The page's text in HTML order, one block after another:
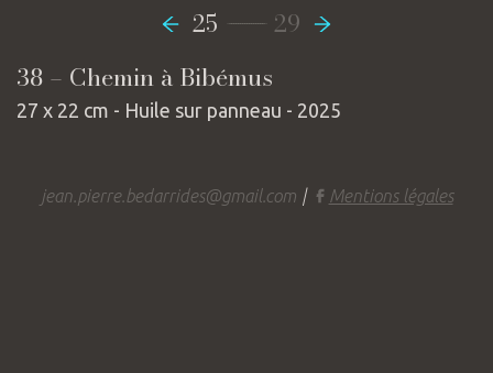
25 ----------------- 29
38 – Chemin à Bibémus
27 x 22 cm - Huile sur panneau - 2025
jean.pierre.bedarrides@gmail.com | Mentions légales